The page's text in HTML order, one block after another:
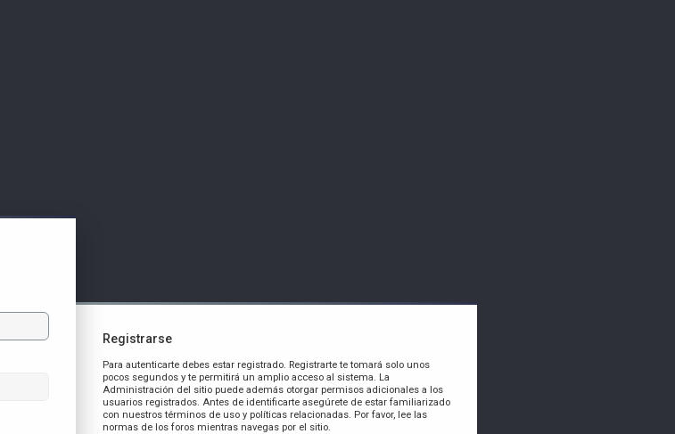
Registrarse
Para autenticarte debes estar registrado. Registrarte te tomará solo unos
pocos segundos y te permitirá un amplio acceso al sistema. La
Administración del sitio puede además otorgar permisos adicionales a los
usuarios registrados. Antes de identificarte asegúrete de estar familiarizado
con nuestros términos de uso y políticas relacionadas. Por favor, lee las
normas de los foros mientras navegas por el sitio.